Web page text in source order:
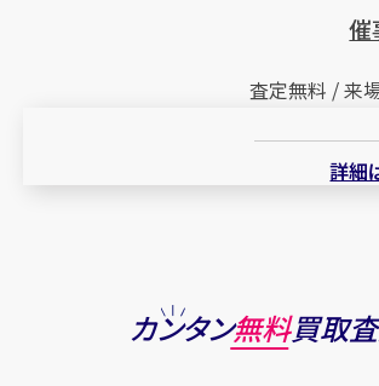
催
査定無料 / 来
詳細
カンタン無料買取